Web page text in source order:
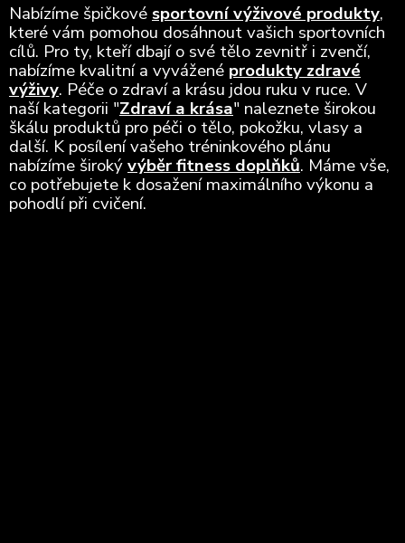
Nabízíme špičkové sportovní výživové produkty,
které vám pomohou dosáhnout vašich sportovních
cílů. Pro ty, kteří dbají o své tělo zevnitř i zvenčí,
nabízíme kvalitní a vyvážené produkty zdravé
výživy. Péče o zdraví a krásu jdou ruku v ruce. V
naší kategorii "Zdraví a krása" naleznete širokou
škálu produktů pro péči o tělo, pokožku, vlasy a
další. K posílení vašeho tréninkového plánu
nabízíme širokývýběr fitness doplňků. Máme vše,
co potřebujete k dosažení maximálního výkonu a
pohodlí při cvičení.